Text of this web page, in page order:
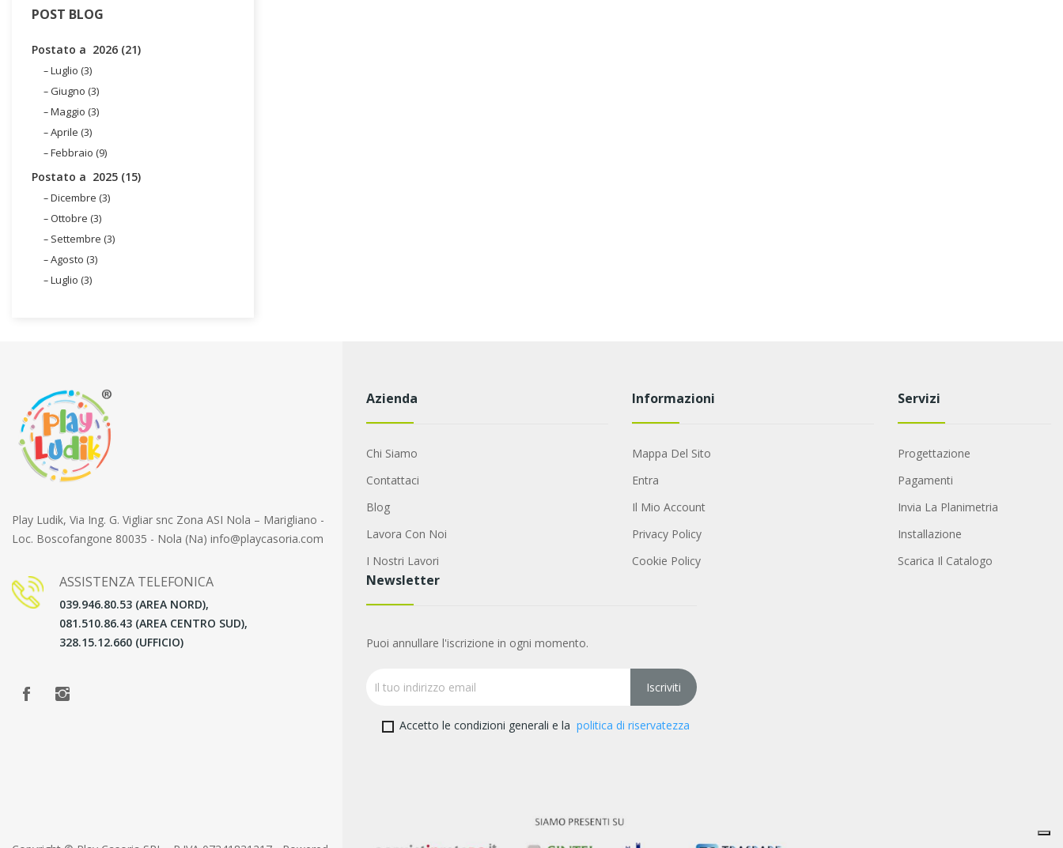
POST BLOG
Postato a 2026 (21)
Luglio (3)
Giugno (3)
Maggio (3)
Aprile (3)
Febbraio (9)
Postato a 2025 (15)
Dicembre (3)
Ottobre (3)
Settembre (3)
Agosto (3)
Luglio (3)
Play Ludik, Via Ing. G. Vigliar snc Zona ASI Nola – Marigliano -
Loc. Boscofangone 80035 - Nola (Na) info@playcasoria.com
ASSISTENZA TELEFONICA
039.946.80.53 (AREA NORD),
081.510.86.43 (AREA CENTRO SUD),
328.15.12.660 (UFFICIO)
Azienda
Chi Siamo
Contattaci
Blog
Lavora Con Noi
I Nostri Lavori
Informazioni
Mappa Del Sito
Entra
Il Mio Account
Privacy Policy
Cookie Policy
Servizi
Progettazione
Pagamenti
Invia La Planimetria
Installazione
Scarica Il Catalogo
Newsletter
Puoi annullare l'iscrizione in ogni momento.
Accetto le condizioni generali e la politica di riservatezza